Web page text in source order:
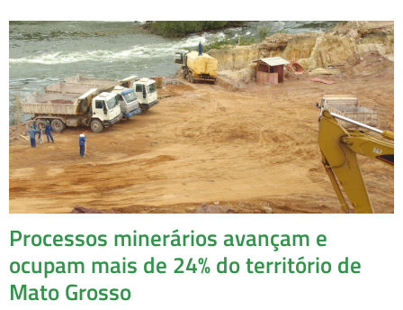
Processos minerários avançam e
ocupam mais de 24% do território de
Mato Grosso